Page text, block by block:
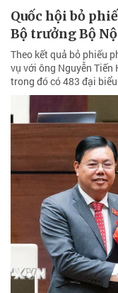
Quốc hội bỏ
Bộ trưởng Bộ
Theo kết quả bỏ phiếu
vụ với ông Nguyễn
trong đó có 483 đại